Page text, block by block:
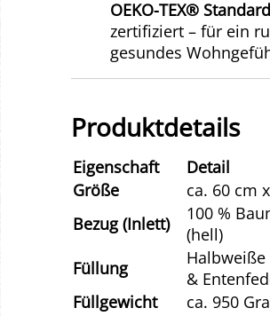
OEKO-TEX®
zertifiziert – für ein
gesundes
Produktdetails
Eigenschaft
Detail
Größe
ca. 60 cm
Bezug (Inlett)
100 %
(hell)
Füllung
Halbweiße
&
Füllgewicht
ca. 950